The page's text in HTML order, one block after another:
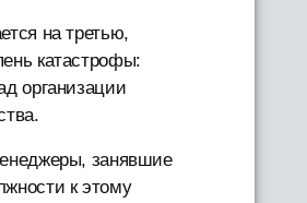
на третью,
катастрофы:
организации
занявшие
к этому